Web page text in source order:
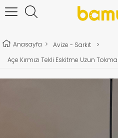
Anasayfa > Avize - Sarkıt
>
Açe Kırmızı Tekli Eskitme Uzun